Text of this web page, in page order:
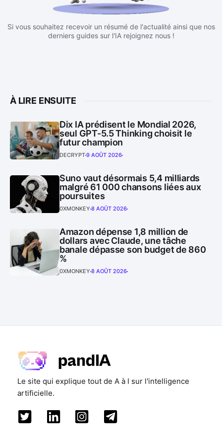
Si vous souhaitez recevoir un résumé de l'actualité ainsi que nos
derniers guides sur l'IA rejoignez nous !
À LIRE ENSUITE
Dix IA prédisent le Mondial 2026,
seul GPT-5.5 Thinking choisit le
futur champion
DECRYPT9 AOÛT 2026
Suno vaut désormais 5,4 milliards
malgré 61 000 chansons liées aux
poursuites
0XMONKEY 8 AOÛT 2026
Amazon dépense 1,8 million de
dollars avec Claude, une tâche
banale dépasse son budget de 860
%
0XMONKEY 8 AOÛT 2026
Le site qui explique tout de A à I sur l'intelligence
artificielle.